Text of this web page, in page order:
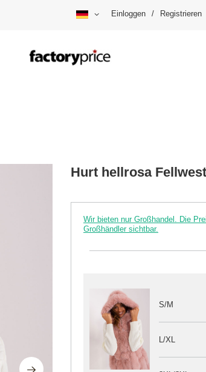
Einloggen / Registrieren
Hurt hellrosa
Wir bieten nur Großhandel. Die
Großhändler sichtbar.
S/M
L/XL